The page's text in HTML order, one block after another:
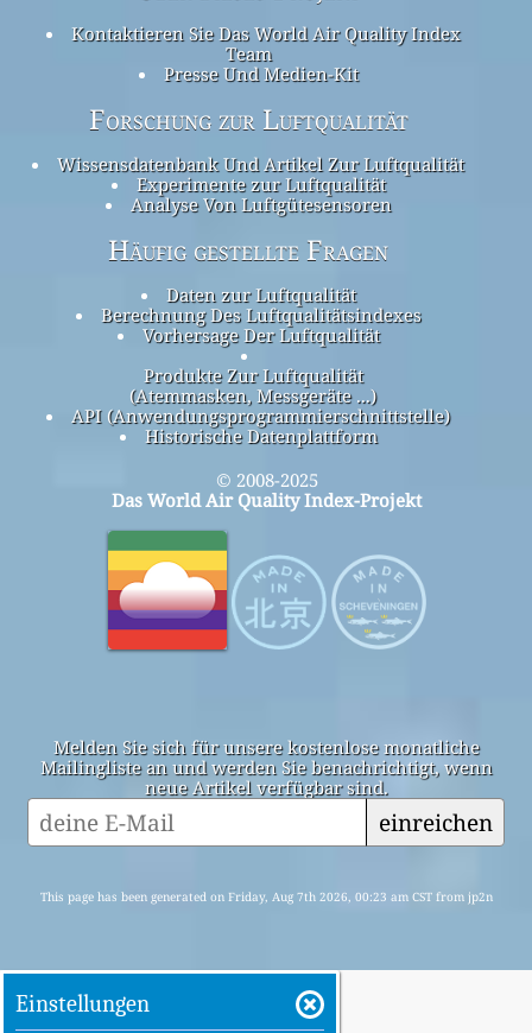
Kontaktieren Sie Das World Air Quality Index
Team
Presse Und Medien-Kit
Forschung zur Luftqualität
Wissensdatenbank Und Artikel Zur Luftqualität
Experimente zur Luftqualität
Analyse Von Luftgütesensoren
Häufig gestellte Fragen
Daten zur Luftqualität
Berechnung Des Luftqualitätsindexes
Vorhersage Der Luftqualität
Produkte Zur Luftqualität
(Atemmasken, Messgeräte ...)
API (Anwendungsprogrammierschnittstelle)
Historische Datenplattform
© 2008-2025
Das World Air Quality Index-Projekt
Melden Sie sich für unsere kostenlose monatliche
Mailingliste an und werden Sie benachrichtigt, wenn
neue Artikel verfügbar sind.
einreichen
This page has been generated on Friday, Aug 7th 2026, 00:23 am CST from jp2n
Einstellungen